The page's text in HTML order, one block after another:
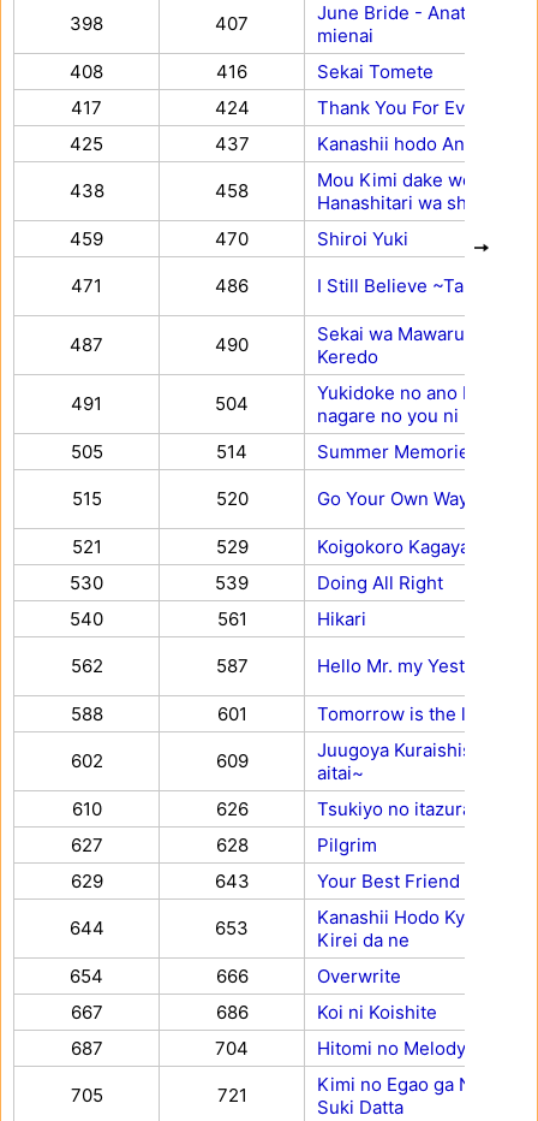
398 407
June Bride - Anata shika
mienai
408
416
Sekai Tomete
417
424
Thank You For Everything
425
437 Kanashii hodo Anata ga
438 458
Mou Kimi dake wo
Hanashitari wa shinai
459
470 Shiroi Yuki
471 486 I Still Believe ~Tame'iki~
487 490
Sekai wa Mawaru to Iu
Keredo
491 504
Yukidoke no ano Kawa no
nagare no you ni
505
514 Summer Memories
515 520 Go Your Own Way
521 529
Koigokoro Kagayaki
530
539
Doing All Right
540
561 Hikari
562 587 Hello Mr. my Yesterday
588 601 Tomorrow is the last Time
602 609
Juugoya Kuraishisu
aitai~
610
626
Tsukiyo no itazura no
627
628
Pilgrim
629
643 Your Best Friend
644 653
Kanashii Hodo Kyō no
Kirei da ne
654
666
Overwrite
667
686
Koi ni Koishite
687
704 Hitomi no Melody
705 721
Kimi no Egao ga Nani
Suki Datta